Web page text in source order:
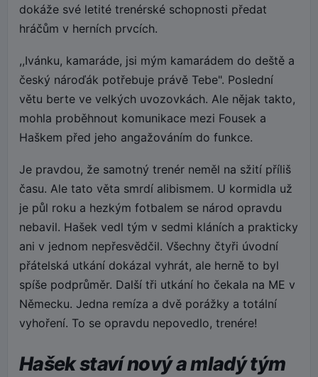
dokáže své letité trenérské schopnosti předat
hráčům v herních prvcích.
,,Ivánku, kamaráde, jsi mým kamarádem do deště a
český nároďák potřebuje právě Tebe". Poslední
větu berte ve velkých uvozovkách. Ale nějak takto,
mohla proběhnout komunikace mezi Fousek a
Haškem před jeho angažováním do funkce.
Je pravdou, že samotný trenér neměl na sžití příliš
času. Ale tato věta smrdí alibismem. U kormidla už
je půl roku a hezkým fotbalem se národ opravdu
nebavil. Hašek vedl tým v sedmi kláních a prakticky
ani v jednom nepřesvědčil. Všechny čtyři úvodní
přátelská utkání dokázal vyhrát, ale herně to byl
spíše podprůměr. Další tři utkání ho čekala na ME v
Německu. Jedna remíza a dvě porážky a totální
vyhoření. To se opravdu nepovedlo, trenére!
Hašek staví nový a mladý tým